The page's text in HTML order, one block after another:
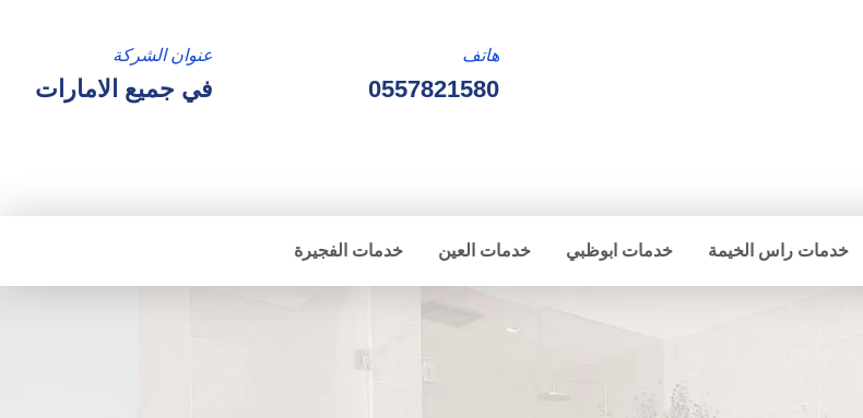
عنوان الشركة
في جميع الامارات
هاتف
0557821580
خدمات راس الخيمة خدمات ابوظبي خدمات العين خدمات الفجيرة